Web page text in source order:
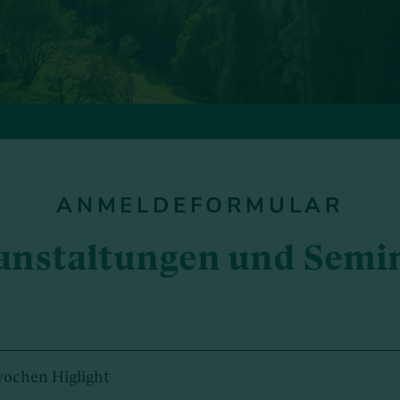
ANMELDEFORMULAR
und